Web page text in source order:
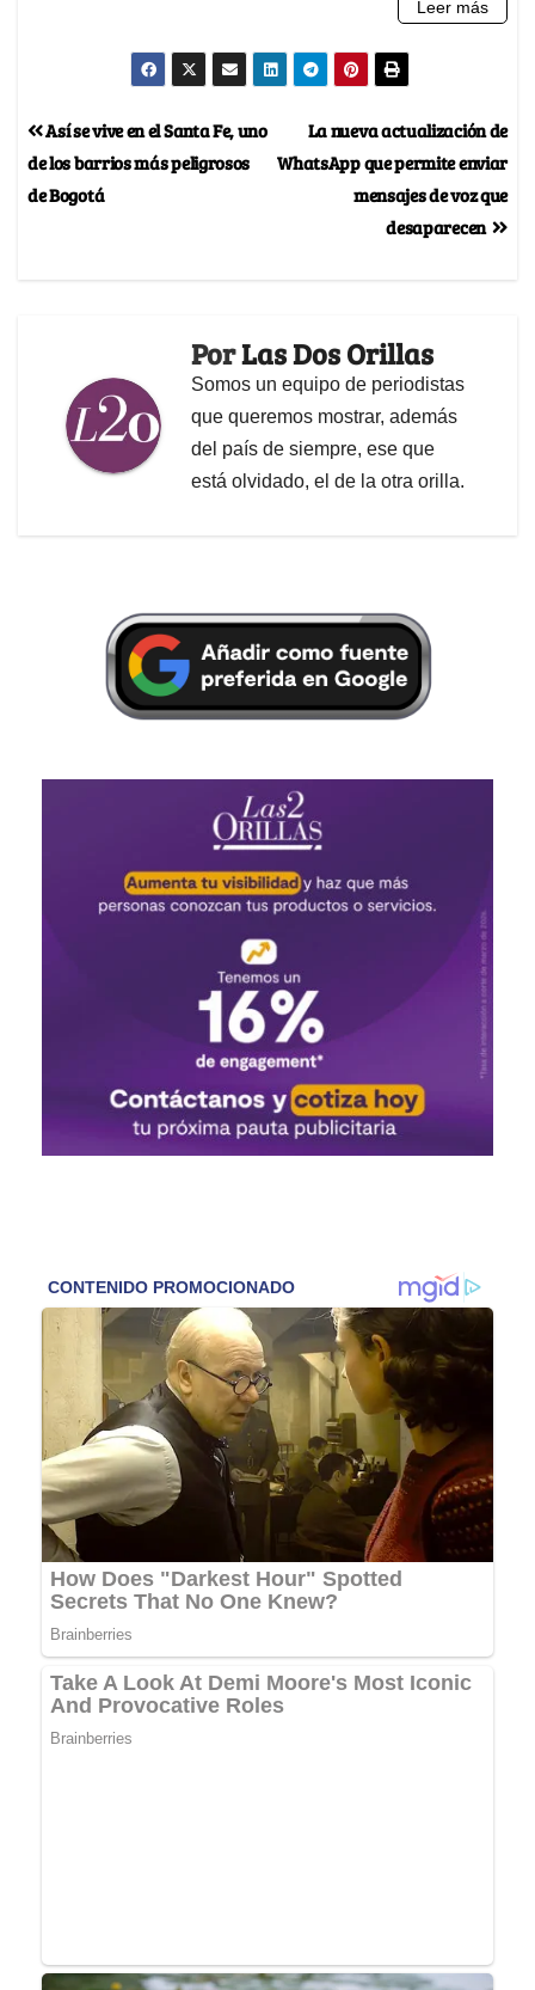
La nueva actualización de
WhatsApp que permite enviar
mensajes de voz que
desaparecen
Así se vive en el Santa Fe, uno
de los barrios más peligrosos
de Bogotá
PorLas Dos Orillas
Somos un equipo de periodistas
que queremos mostrar, además
del país de siempre, ese que
está olvidado, el de la otra orilla.